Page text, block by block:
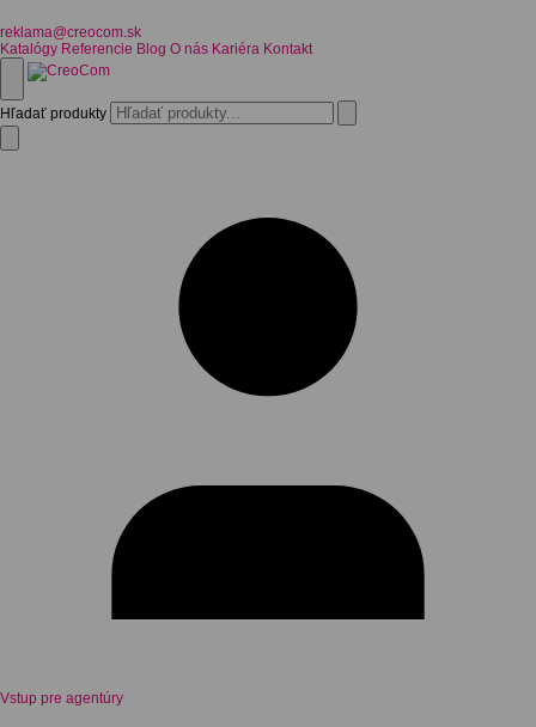
reklama@creocom.sk
Katalógy Referencie Blog O nás Kariéra Kontakt
Hľadať produkty
Vstup pre agentúry